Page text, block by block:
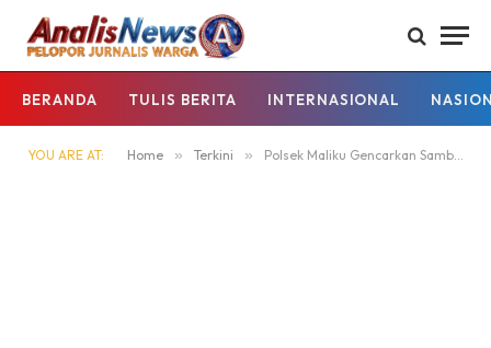
BERANDA TULIS BERITA INTERNASIONAL
YOU ARE AT: Home » Terkini » Polsek Maliku Gencarkan Sambang Warga demi Keamanan Masyarakat